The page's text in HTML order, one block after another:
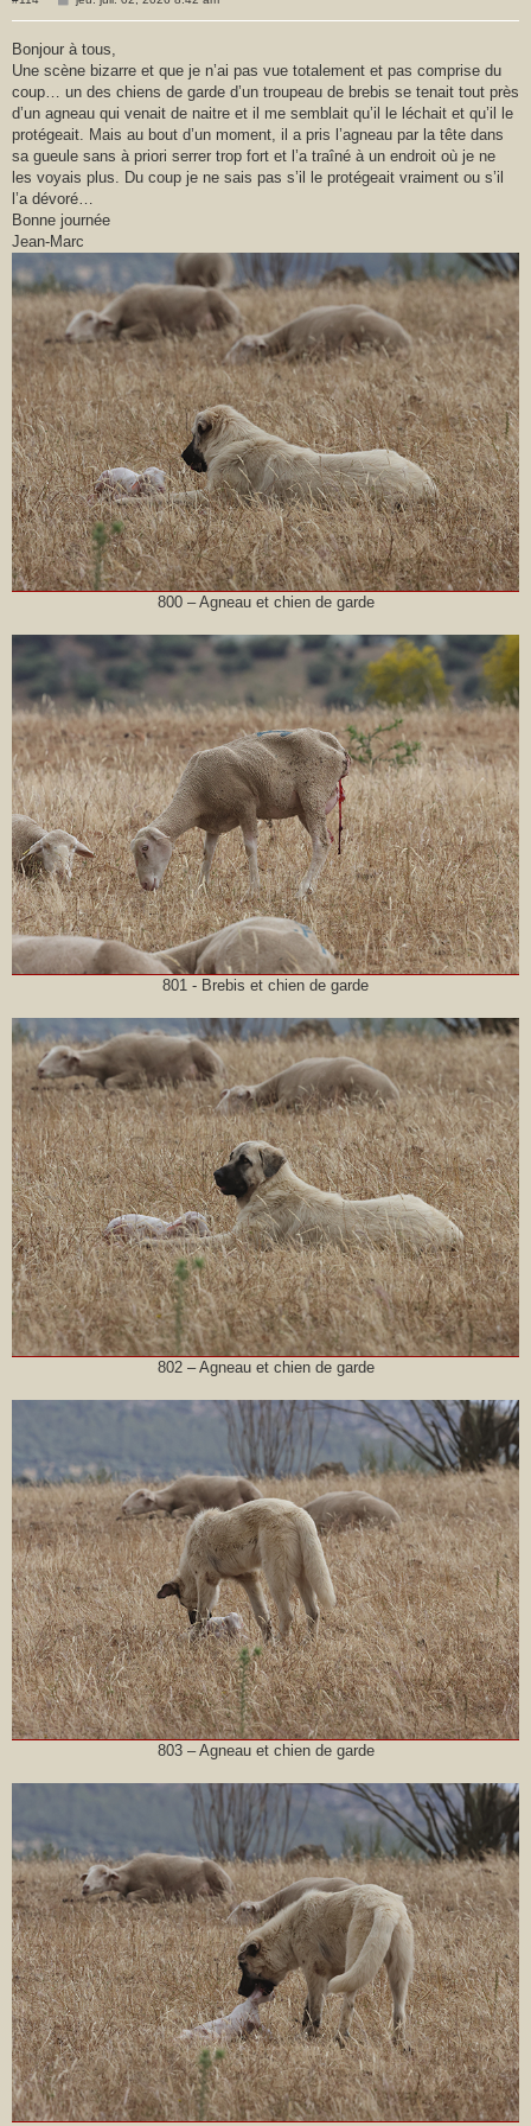
s
a
g
Bonjour à tous,
Une scène bizarre et que je n’ai pas vue totalement et pas comprise du
coup… un des chiens de garde d’un troupeau de brebis se tenait tout près
d’un agneau qui venait de naitre et il me semblait qu’il le léchait et qu’il le
protégeait. Mais au bout d’un moment, il a pris l’agneau par la tête dans
sa gueule sans à priori serrer trop fort et l’a traîné à un endroit où je ne
les voyais plus. Du coup je ne sais pas s’il le protégeait vraiment ou s’il
l’a dévoré…
Bonne journée
Jean-Marc
800 – Agneau et chien de garde
801 - Brebis et chien de garde
802 – Agneau et chien de garde
803 – Agneau et chien de garde